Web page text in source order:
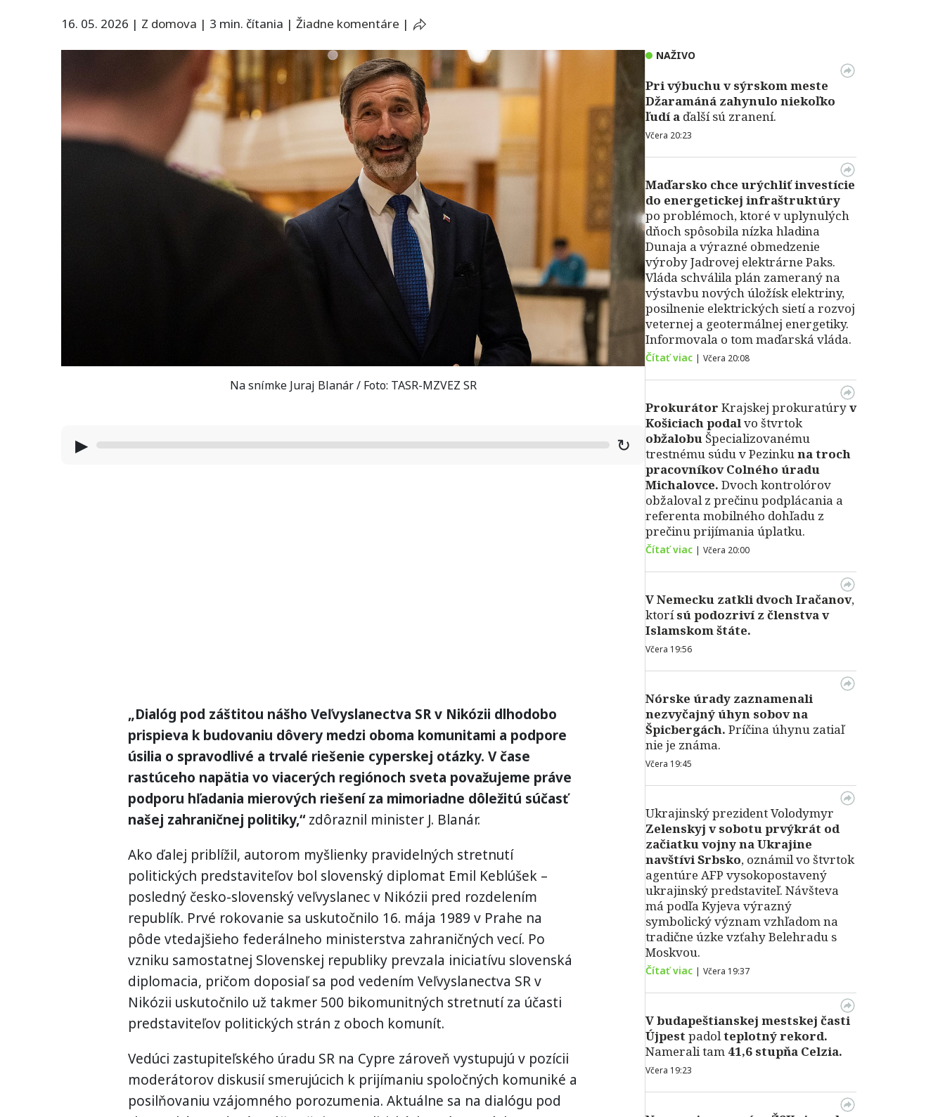
16. 05. 2026 | Z domova | 3 min. čítania | Žiadne komentáre |
Na snímke Juraj Blanár / Foto: TASR-MZVEZ SR
▶ ↻
„Dialóg pod záštitou nášho Veľvyslanectva SR v Nikózii dlhodobo
prispieva k budovaniu dôvery medzi oboma komunitami a podpore
úsilia o spravodlivé a trvalé riešenie cyperskej otázky. V čase
rastúceho napätia vo viacerých regiónoch sveta považujeme práve
podporu hľadania mierových riešení za mimoriadne dôležitú súčasť
našej zahraničnej politiky,“zdôraznil minister J. Blanár.
Ako ďalej priblížil, autorom myšlienky pravidelných stretnutí
politických predstaviteľov bol slovenský diplomat Emil Keblúšek –
posledný česko-slovenský veľvyslanec v Nikózii pred rozdelením
republík. Prvé rokovanie sa uskutočnilo 16. mája 1989 v Prahe na
pôde vtedajšieho federálneho ministerstva zahraničných vecí. Po
vzniku samostatnej Slovenskej republiky prevzala iniciatívu slovenská
diplomacia, pričom doposiaľ sa pod vedením Veľvyslanectva SR v
Nikózii uskutočnilo už takmer 500 bikomunitných stretnutí za účasti
predstaviteľov politických strán z oboch komunít.
Vedúci zastupiteľského úradu SR na Cypre zároveň vystupujú v pozícii
moderátorov diskusií smerujúcich k prijímaniu spoločných komuniké a
posilňovaniu vzájomného porozumenia. Aktuálne sa na dialógu pod
NAŽIVO
Pri výbuchu v sýrskom meste
Džaramáná zahynulo niekoľko
ľudí a ďalší sú zranení.
Včera 20:23
Maďarsko chce urýchliť investície
do energetickej infraštruktúry
po problémoch, ktoré v uplynulých
dňoch spôsobila nízka hladina
Dunaja a výrazné obmedzenie
výroby Jadrovej elektrárne Paks.
Vláda schválila plán zameraný na
výstavbu nových úložísk elektriny,
posilnenie elektrických sietí a rozvoj
veternej a geotermálnej energetiky.
Informovala o tom maďarská vláda.
Čítať viac | Včera 20:08
Prokurátor Krajskej prokuratúryv
Košiciach podalvo štvrtok
obžalobu Špecializovanému
trestnému súdu v Pezinkuna troch
pracovníkov Colného úradu
Michalovce. Dvoch kontrolórov
obžaloval z prečinu podplácania a
referenta mobilného dohľadu z
prečinu prijímania úplatku.
Čítať viac | Včera 20:00
V Nemecku zatkli dvoch Iračanov,
ktorísú podozriví z členstva v
Islamskom štáte.
Včera 19:56
Nórske úrady zaznamenali
nezvyčajný úhyn sobov na
Špicbergách. Príčina úhynu zatiaľ
nie je známa.
Včera 19:45
Ukrajinský prezident Volodymyr
Zelenskyj v sobotu prvýkrát od
začiatku vojny na Ukrajine
navštívi Srbsko, oznámil vo štvrtok
agentúre AFP vysokopostavený
ukrajinský predstaviteľ. Návšteva
má podľa Kyjeva výrazný
symbolický význam vzhľadom na
tradične úzke vzťahy Belehradu s
Moskvou.
Čítať viac | Včera 19:37
Vbudapeštianskej mestskej časti
Újpestpadolteplotný rekord.
Namerali tam 41,6 stupňa Celzia.
Včera 19:23